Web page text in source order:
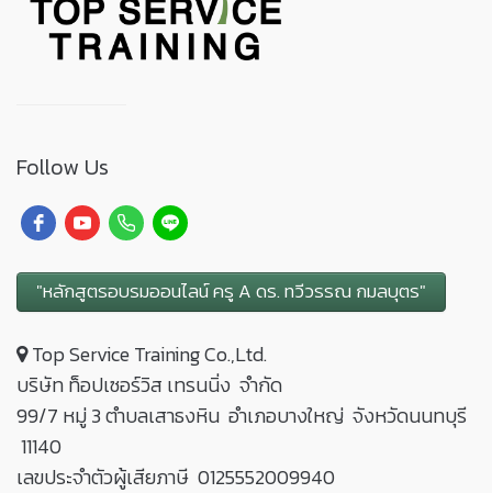
Follow Us
"หลักสูตรอบรมออนไลน์ ครู A ดร. ทวีวรรณ กมลบุตร"
Top Service Training Co.,Ltd.
บริษัท ท็อปเซอร์วิส เทรนนิ่ง จำกัด
99/7 หมู่ 3 ตำบลเสาธงหิน อำเภอบางใหญ่ จังหวัดนนทบุรี
11140
เลขประจำตัวผู้เสียภาษี 0125552009940